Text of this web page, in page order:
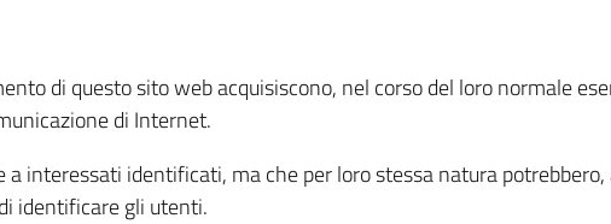
di questo sito web acquisiscono, nel corso del loro normale
di Internet.
interessati identificati, ma che per loro stessa natura
identificare gli utenti.